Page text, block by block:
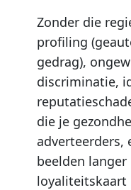
Zonder die
profiling
gedrag),
discriminatie,
die je
adverteerders,
beelden
loyaliteitskaart